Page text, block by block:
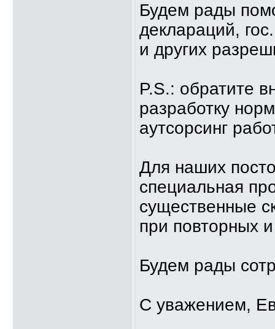
Будем рады
деклараций,
и других
P.S.: обратите
разработку
аутсорсинг
Для наших
специальная
существенные
при повторных
Будем рады
С уважением,